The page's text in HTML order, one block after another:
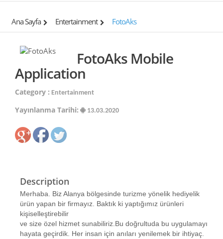
Ana Sayfa Entertainment FotoAks
FotoAks Mobile
Application
Category : Entertainment
Yayınlanma Tarihi: 13.03.2020
Description
Merhaba. Biz Alanya bölgesinde turizme yönelik hediyelik
ürün yapan bir firmayız. Baktık ki yaptığımız ürünleri
kişiselleştirebilir
ve size özel hizmet sunabiliriz.Bu doğrultuda bu uygulamayı
hayata geçirdik. Her insan için anıları yenilemek bir ihtiyaç.